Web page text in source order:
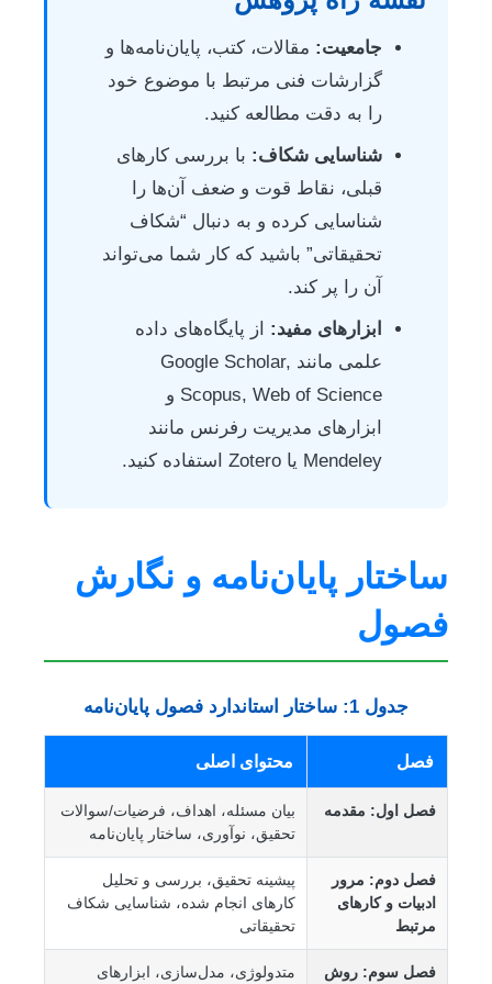
جامعیت: مقالات، کتب، پایان‌نامه‌ها و
گزارشات فنی مرتبط با موضوع خود
را به دقت مطالعه کنید.
شناسایی شکاف: با بررسی کارهای
قبلی، نقاط قوت و ضعف آن‌ها را
شناسایی کرده و به دنبال “شکاف
تحقیقاتی” باشید که کار شما می‌تواند
آن را پر کند.
ابزارهای مفید: از پایگاه‌های داده
علمی مانند Google Scholar,
Scopus, Web of Science و
ابزارهای مدیریت رفرنس مانند
Mendeley یا Zotero استفاده کنید.
ساختار پایان‌نامه و نگارش
فصول
جدول 1: ساختار استاندارد فصول پایان‌نامه
فصل محتوای اصلی
فصل اول: مقدمه
بیان مسئله، اهداف، فرضیات/سوالات
تحقیق، نوآوری، ساختار پایان‌نامه
فصل دوم: مرور
ادبیات و کارهای
مرتبط
پیشینه تحقیق، بررسی و تحلیل
کارهای انجام شده، شناسایی شکاف
تحقیقاتی
فصل سوم: روش متدولوژی، مدل‌سازی، ابزارهای